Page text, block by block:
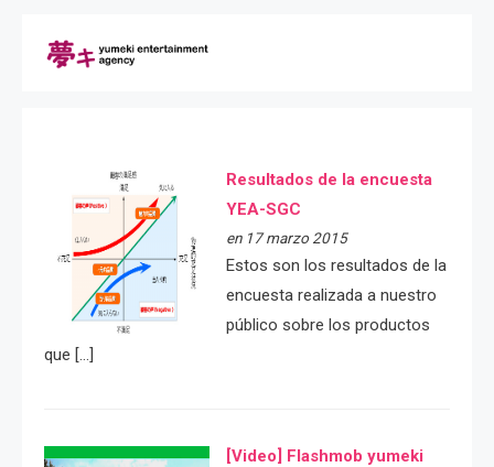
Resultados de la encuesta
YEA-SGC
en 17 marzo 2015
Estos son los resultados de la
encuesta realizada a nuestro
público sobre los productos
que […]
[Video] Flashmob yumeki